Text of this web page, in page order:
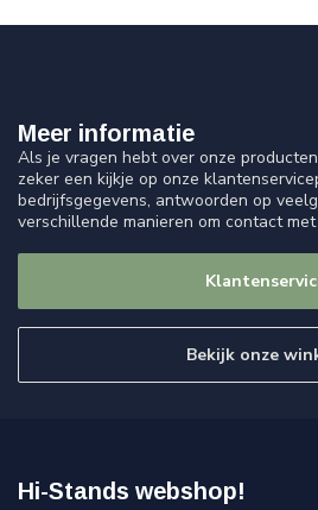
Meer informatie
Als je vragen hebt over onze
zeker een kijkje op onze
bedrijfsgegevens, antwoorden op
verschillende manieren om contact
Bekijk onze
Hi-Stands webshop!